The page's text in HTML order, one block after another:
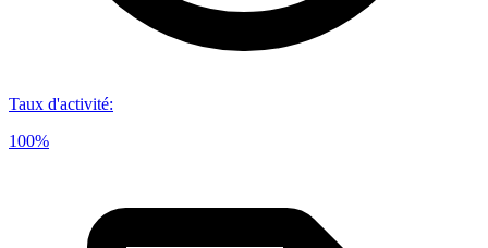
Taux d'activité:
100%